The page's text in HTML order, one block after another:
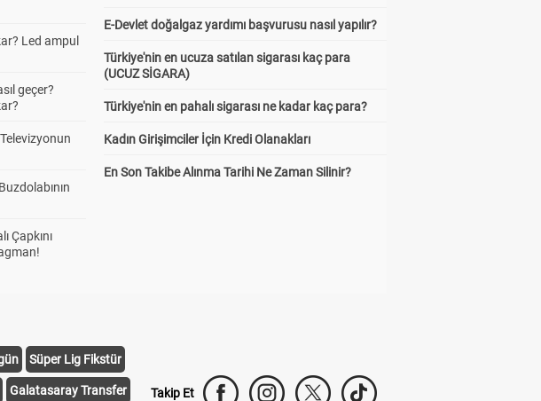
Led ampul
geçer?
Çapkını
E-Devlet doğalgaz yardımı başvurusu nasıl yapılır?
Türkiye'nin en ucuza satılan sigarası kaç para
(UCUZ SİGARA)
Türkiye'nin en pahalı sigarası ne kadar kaç para?
Kadın Girişimciler İçin Kredi Olanakları
En Son Takibe Alınma Tarihi Ne Zaman Silinir?
Süper Lig Fikstür
Galatasaray Transfer Takip Et